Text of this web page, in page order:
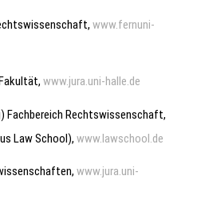
www.fernuni-
www.jura.uni-halle.de
Fachbereich Rechtswissenschaft,
Law School),www.lawschool.de
www.jura.uni-